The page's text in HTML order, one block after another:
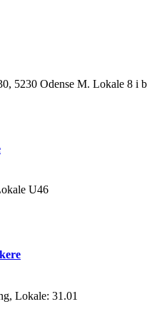
5230 Odense M. Lokale 8 i
U46
Lokale: 31.01